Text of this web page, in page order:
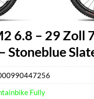
6.8 – 29 Zoll
Stoneblue
Fully